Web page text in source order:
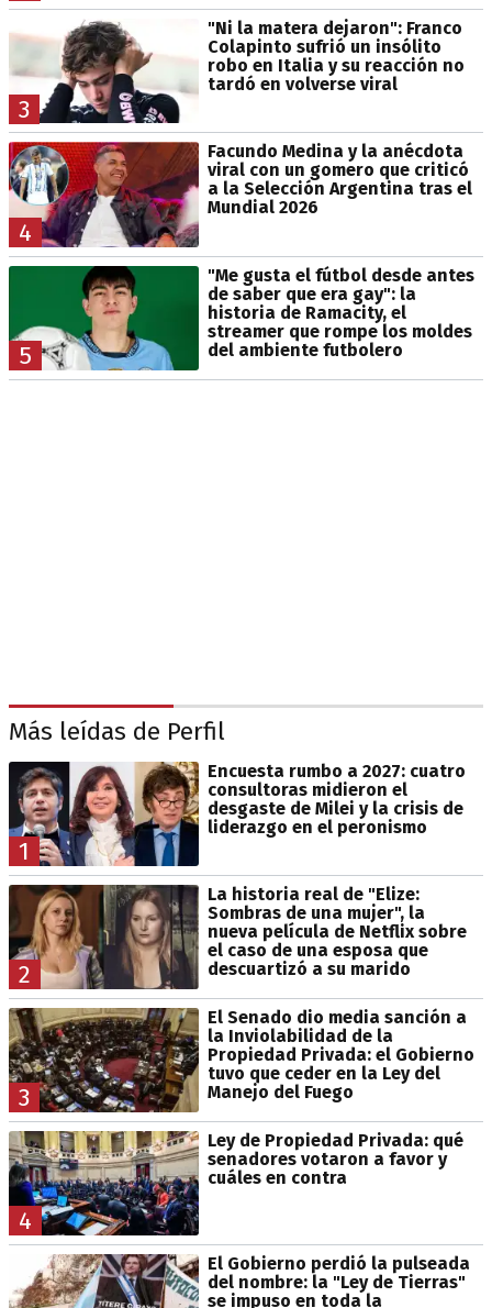
3
"Ni la matera dejaron": Franco
Colapinto sufrió un insólito
robo en Italia y su reacción no
tardó en volverse viral
4
Facundo Medina y la anécdota
viral con un gomero que criticó
a la Selección Argentina tras el
Mundial 2026
5
"Me gusta el fútbol desde antes
de saber que era gay": la
historia de Ramacity, el
streamer que rompe los moldes
del ambiente futbolero
Más leídas de Perfil
1
Encuesta rumbo a 2027: cuatro
consultoras midieron el
desgaste de Milei y la crisis de
liderazgo en el peronismo
2
La historia real de "Elize:
Sombras de una mujer", la
nueva película de Netflix sobre
el caso de una esposa que
descuartizó a su marido
3
El Senado dio media sanción a
la Inviolabilidad de la
Propiedad Privada: el Gobierno
tuvo que ceder en la Ley del
Manejo del Fuego
4
Ley de Propiedad Privada: qué
senadores votaron a favor y
cuáles en contra
El Gobierno perdió la pulseada
del nombre: la "Ley de Tierras"
se impuso en toda la